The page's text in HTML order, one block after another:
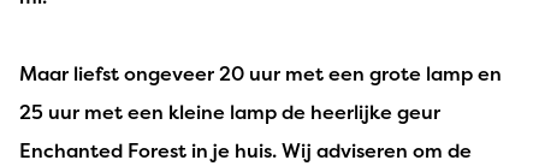
Maar liefst ongeveer 20 uur met een grote lamp en
25 uur met een kleine lamp de heerlijke geur
Enchanted Forest in je huis. Wij adviseren om de